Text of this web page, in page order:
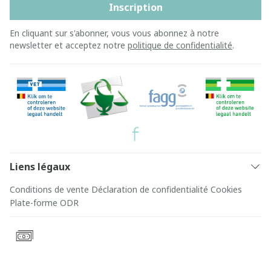
Inscription
En cliquant sur s'abonner, vous vous abonnez à notre
newsletter et acceptez notre politique de confidentialité.
Liens légaux
Conditions de vente Déclaration de confidentialité Cookies
Plate-forme ODR